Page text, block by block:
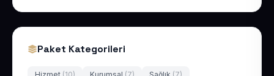
Paket Kategorileri